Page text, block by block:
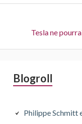
Suivant :
Tesla ne
Barre
principale
Blogroll
Philippe Schmitt